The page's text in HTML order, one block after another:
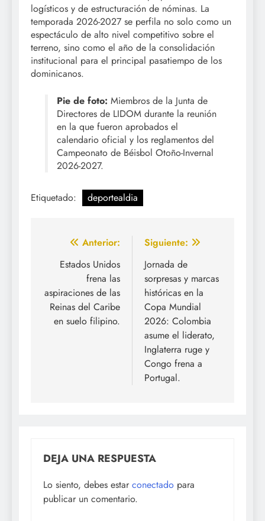
logísticos y de estructuración de nóminas. La
temporada 2026-2027 se perfila no solo como un
espectáculo de alto nivel competitivo sobre el
terreno, sino como el año de la consolidación
institucional para el principal pasatiempo de los
dominicanos.
Pie de foto: Miembros de la Junta de
Directores de LIDOM durante la reunión
en la que fueron aprobados el
calendario oficial y los reglamentos del
Campeonato de Béisbol Otoño-Invernal
2026-2027.
Etiquetado: deportealdia
Navegación
entradas
Anterior:
Estados Unidos
frena las
aspiraciones de las
Reinas del Caribe
en suelo filipino.
Siguiente:
Jornada de
sorpresas y marcas
históricas en la
Copa Mundial
2026: Colombia
asume el liderato,
Inglaterra ruge y
Congo frena a
Portugal.
DEJA UNA RESPUESTA
Lo siento, debes estar conectado para
publicar un comentario.